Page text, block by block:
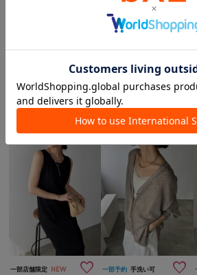
【完売カラー再追加！】ヘリンボーンコーデュロイイージーパンツ
6,600 (50%OFF)
DISCOAT
ライトオンス裏毛センタープレスワイドパンツ
¥990 (85%OFF)
¥
DOUDOUからのお
一部店舗限定 NEW  一部予約 手洗い可 